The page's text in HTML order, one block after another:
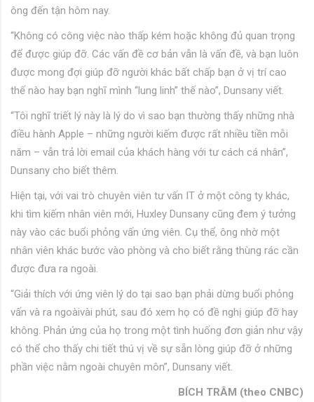
ông đến tận hôm nay.
“Không có công việc nào thấp kém hoặc không đủ quan trọng
để được giúp đỡ. Các vấn đề cơ bản vẫn là vấn đề, và bạn luôn
được mong đợi giúp đỡ người khác bất chấp bạn ở vị trí cao
thế nào hay bạn nghĩ mình “lung linh” thế nào”, Dunsany viết.
“Tôi nghĩ triết lý này là lý do vì sao bạn thường thấy những nhà
điều hành Apple – những người kiếm được rất nhiều tiền mỗi
năm – vẫn trả lời email của khách hàng với tư cách cá nhân”,
Dunsany cho biết thêm.
Hiện tại, với vai trò chuyên viên tư vấn IT ở một công ty khác,
khi tìm kiếm nhân viên mới, Huxley Dunsany cũng đem ý tưởng
này vào các buổi phỏng vấn ứng viên. Cụ thể, ông nhờ một
nhân viên khác bước vào phòng và cho biết rằng thùng rác cần
được đưa ra ngoài.
“Giải thích với ứng viên lý do tại sao bạn phải dừng buổi phỏng
vấn và ra ngoàivài phút, sau đó xem họ có đề nghị giúp đỡ hay
không. Phản ứng của họ trong một tình huống đơn giản như vậy
có thể cho thấy chi tiết thú vị về sự sẵn lòng giúp đỡ ở những
phần việc nằm ngoài chuyên môn”, Dunsany viết.
BÍCH TRÂM (theo CNBC)